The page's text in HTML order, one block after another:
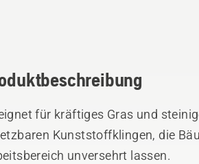
für kräftiges Gras und
Kunststoffklingen, die
unversehrt lassen.